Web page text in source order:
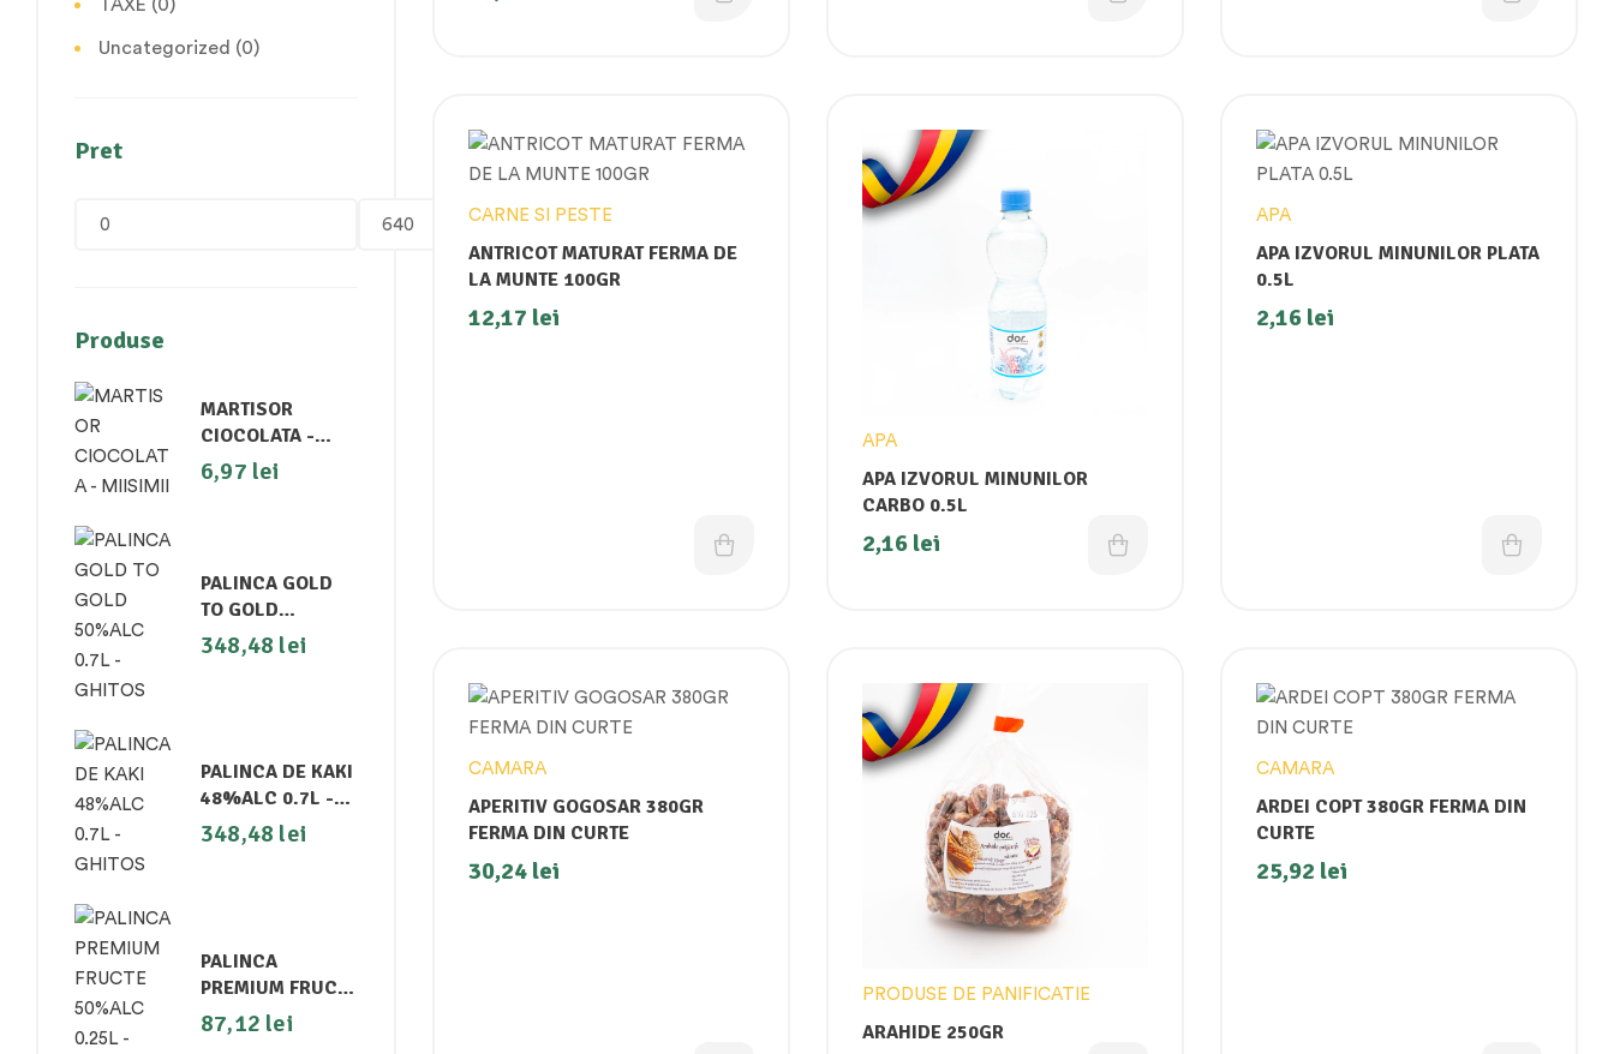
CARNE SI PESTE
ANTRICOT MATURAT FERMA DE
LA MUNTE 100GR
12,17 lei
APA
APA IZVORUL MINUNILOR
CARBO 0.5L
2,16 lei
APA
APA IZVORUL MINUNILOR PLATA
0.5L
2,16 lei
CAMARA
APERITIV GOGOSAR 380GR
FERMA DIN CURTE
30,24 lei
PRODUSE DE PANIFICATIE
ARAHIDE 250GR
CAMARA
ARDEI COPT 380GR FERMA DIN
CURTE
25,92 lei
TAXE (0)
Uncategorized (0)
Pret
Produse
MARTISOR
CIOCOLATA -
MIISIMII
6,97 lei
PALINCA GOLD
TO GOLD
50%ALC 0.7L -
GHITOS
348,48 lei
PALINCA DE KAKI
48%ALC 0.7L -
GHITOS
348,48 lei
PALINCA
PREMIUM FRUCTE
50%ALC 0.25L -
GHITOS
87,12 lei